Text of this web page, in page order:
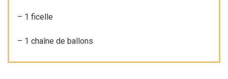
– 1 ficelle
– 1 chaîne de ballons